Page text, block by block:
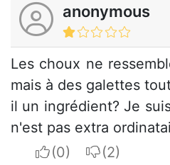
anonymous
Les choux ne
mais à des galettes
il un ingrédient? Je
n'est pas extra
I apreciateI do not